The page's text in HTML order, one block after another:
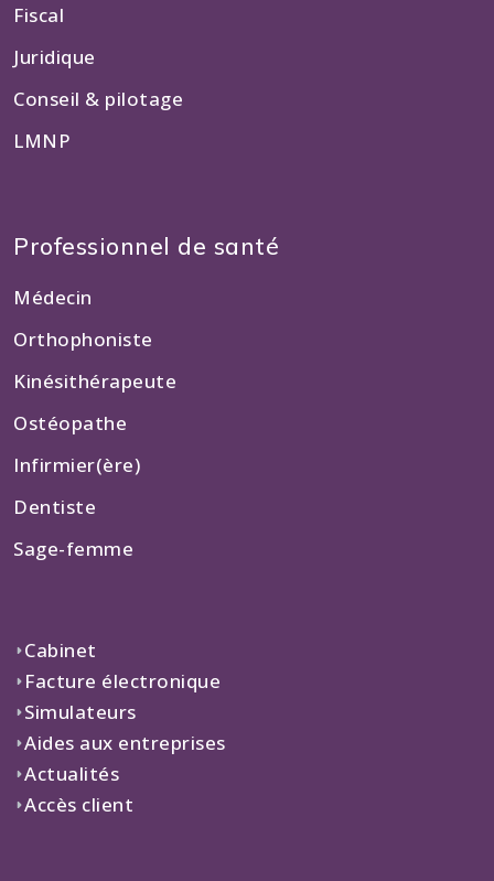
Fiscal
Juridique
Conseil & pilotage
LMNP
Professionnel de santé
Médecin
Orthophoniste
Kinésithérapeute
Ostéopathe
Infirmier(ère)
Dentiste
Sage-femme
Cabinet
Facture électronique
Simulateurs
Aides aux entreprises
Actualités
Accès client